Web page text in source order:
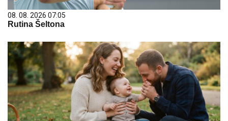
08. 08. 2026 07:05
Rutina Šeltona